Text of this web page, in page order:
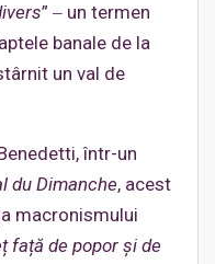
” ‒ un termen
banale de la
un val de
într-un
du Dimanche, acest
macronismului
față de popor și de